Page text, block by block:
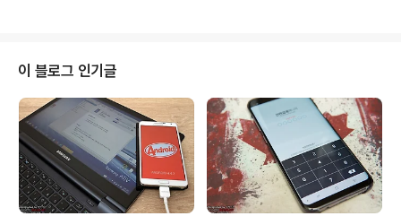
의 여유가 있어 블로거가 되고자 마음 먹으신 분들께 초대
해 드리겠습니다. 센스없게 선착순 이런 거 말고 간단한 정
보를 확인한 후에 선정하도록 하겠습니다. 기왕이면 정말
필요하신 분이 받으시면 초대하는 저도, 받으시는 분도 좋
을 것 같습니다. 다음 양식에 의거하여 작성해주시면 감사
하겠습니다. 개인정보가 노출될 수도 있으니..
이 블로그 인기글